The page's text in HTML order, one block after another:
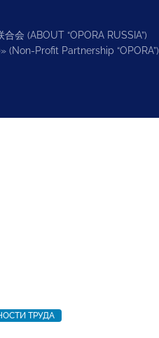
会 (ABOUT “OPORA RUSSIA”)
(Non-Profit Partnership “OPORA”)
ТРУДА